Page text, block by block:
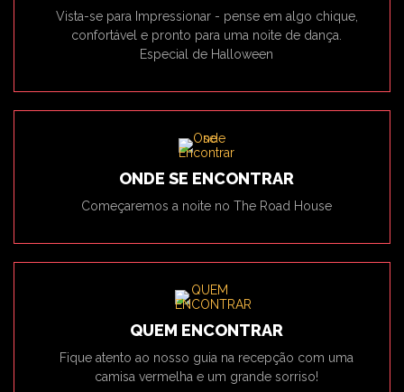
Vista-se para Impressionar - pense em algo chique,
confortável e pronto para uma noite de dança.
Especial de Halloween
ONDE SE ENCONTRAR
Começaremos a noite no The Road House
QUEM ENCONTRAR
Fique atento ao nosso guia na recepção com uma
camisa vermelha e um grande sorriso!